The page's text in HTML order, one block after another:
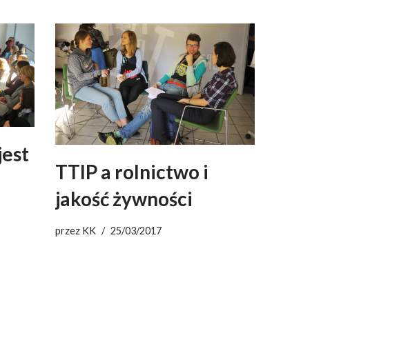
TTIP a rolnictwo i
jakość żywności
przez KK 25/03/2017